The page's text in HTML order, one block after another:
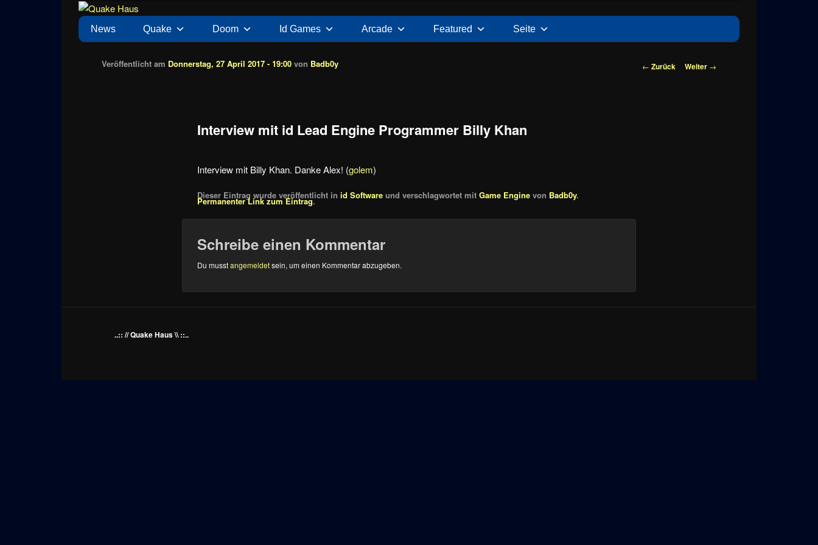
Quake Haus
News zu Quake, Doom, FPS, Arcade
Hauptmenü
News Quake Doom Id Games Arcade Featured Seite
Beitragsnavigation
← Zurück Weiter →
Interview mit id Lead Engine Programmer Billy Khan
Veröffentlicht am Donnerstag, 27 April 2017 - 19:00 von Badb0y
Interview mit Billy Khan. Danke Alex! (golem)
Dieser Eintrag wurde veröffentlicht inid Software und verschlagwortet mitGame Engine von Badb0y.
Permanenter Link zum Eintrag.
Schreibe einen Kommentar
Du musstangemeldetsein, um einen Kommentar abzugeben.
..:: // Quake Haus \\ ::..